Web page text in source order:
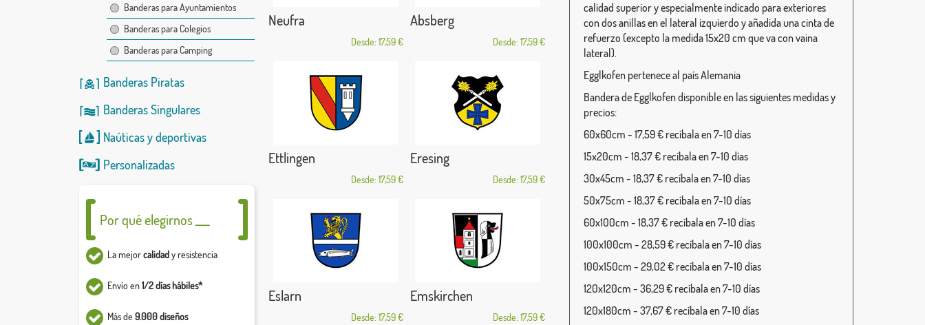
Banderas para Ayuntamientos
Banderas para Colegios
Banderas para Camping
Banderas Piratas
Banderas Singulares
Naúticasydeportivas
Personalizadas
Por qué elegirnos ___
La mejorcalidady resistencia
Envío en1/2 días hábiles*
Más de 9.000 diseños
Neufra
Desde: 17,59 €
Absberg
Desde: 17,59 €
Ettlingen
Desde: 17,59 €
Eresing
Desde: 17,59 €
Eslarn
Desde: 17,59 €
Emskirchen
Desde: 17,59 €
calidad superior y especialmente indicado para exteriores
con dos anillas en el lateral izquierdo y añadida una cinta de
refuerzo (excepto la medida 15x20 cm que va con vaina
lateral).
Egglkofen pertenece al país Alemania
Bandera de Egglkofen disponible en las siguientes medidas y
precios:
60x60cm - 17,59 € recíbala en 7-10 días
15x20cm - 18,37 € recíbala en 7-10 días
30x45cm - 18,37 € recíbala en 7-10 días
50x75cm - 18,37 € recíbala en 7-10 días
60x100cm - 18,37 € recíbala en 7-10 días
100x100cm - 28,59 € recíbala en 7-10 días
100x150cm - 29,02 € recíbala en 7-10 días
120x120cm - 36,29 € recíbala en 7-10 días
120x180cm - 37,67 € recíbala en 7-10 días